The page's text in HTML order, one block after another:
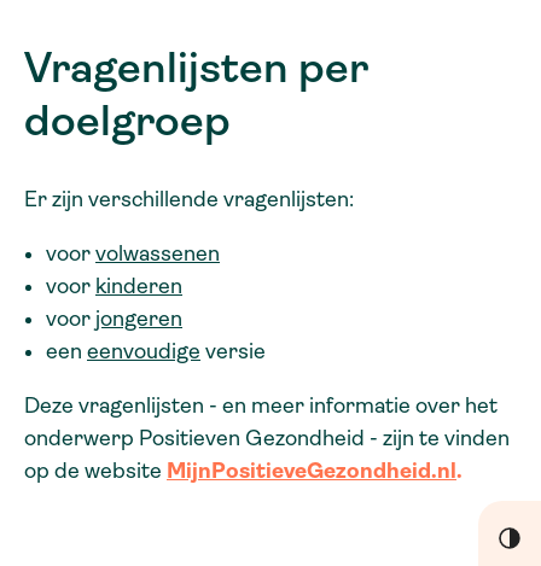
Vragenlijsten per
doelgroep
Er zijn verschillende vragenlijsten:
voor volwassenen
voor kinderen
voor jongeren
een eenvoudige versie
Deze vragenlijsten - en meer informatie over het
onderwerp Positieven Gezondheid - zijn te vinden
op de website MijnPositieveGezondheid.nl.